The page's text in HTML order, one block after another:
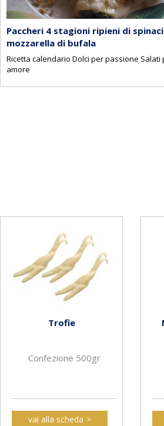
Paccheri 4 stagioni ripieni di
mozzarella di bufala
Ricetta calendario Dolci per passione Salati
amore
Trofie
Confezione 500gr
vai alla scheda